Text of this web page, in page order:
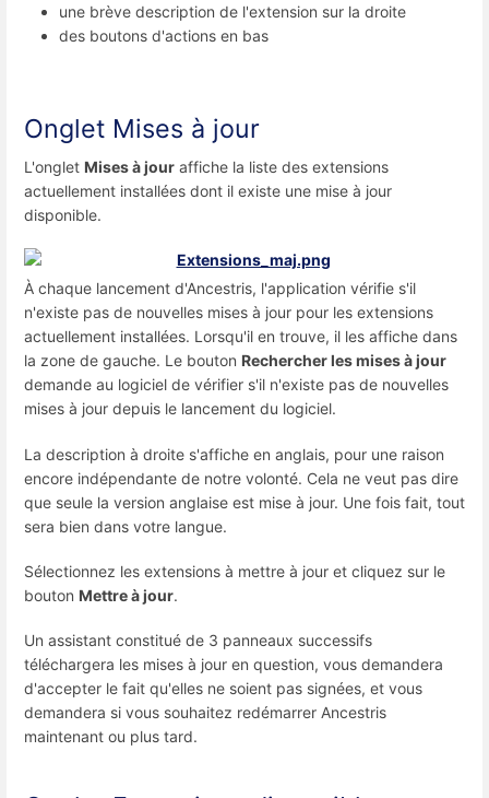
une brève description de l'extension sur la droite
des boutons d'actions en bas
Onglet Mises à jour
L'onglet Mises à jour affiche la liste des extensions
actuellement installées dont il existe une mise à jour
disponible.
À chaque lancement d'Ancestris, l'application vérifie s'il
n'existe pas de nouvelles mises à jour pour les extensions
actuellement installées. Lorsqu'il en trouve, il les affiche dans
la zone de gauche. Le bouton Rechercher les mises à jour
demande au logiciel de vérifier s'il n'existe pas de nouvelles
mises à jour depuis le lancement du logiciel.
La description à droite s'affiche en anglais, pour une raison
encore indépendante de notre volonté. Cela ne veut pas dire
que seule la version anglaise est mise à jour. Une fois fait, tout
sera bien dans votre langue.
Sélectionnez les extensions à mettre à jour et cliquez sur le
bouton Mettre à jour.
Un assistant constitué de 3 panneaux successifs
téléchargera les mises à jour en question, vous demandera
d'accepter le fait qu'elles ne soient pas signées, et vous
demandera si vous souhaitez redémarrer Ancestris
maintenant ou plus tard.